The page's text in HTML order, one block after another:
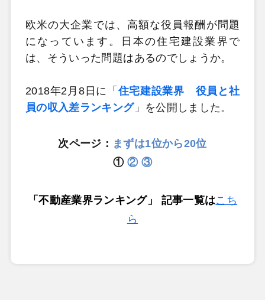
欧米の大企業では、高額な役員報酬が問題
になっています。日本の住宅建設業界で
は、そういった問題はあるのでしょうか。
2018年2月8日に「住宅建設業界 役員と社
員の収入差ランキング」を公開しました。
次ページ： まずは1位から20位
① ② ③
「不動産業界ランキング」 記事一覧はこち
ら